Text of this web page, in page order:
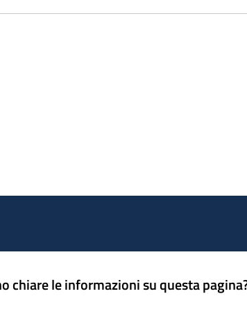
chiare le informazioni su questa